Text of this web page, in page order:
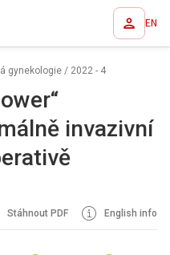
EN
gynekologie / 2022 - 4
invazivní
Stáhnout PDF English info